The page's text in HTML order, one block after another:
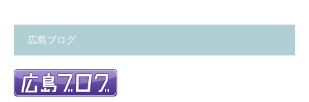
広島ブログ